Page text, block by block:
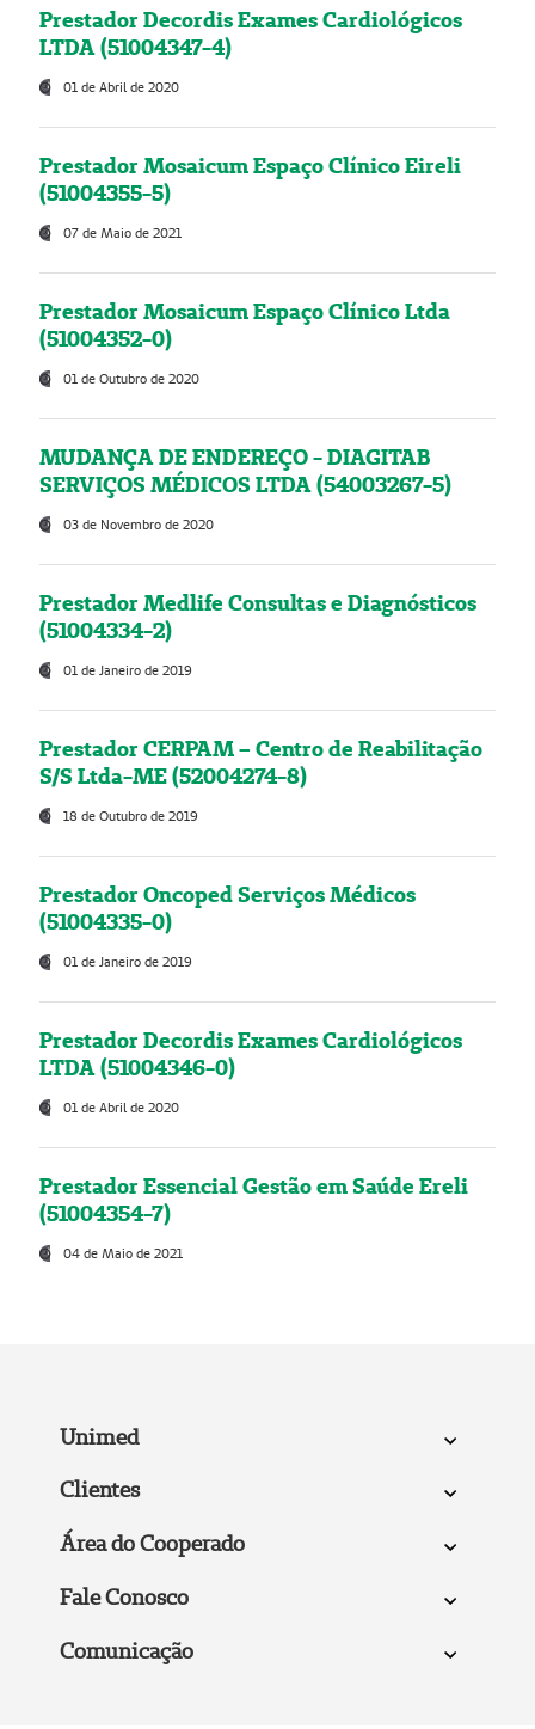
Prestador Decordis Exames Cardiológicos
LTDA (51004347-4)
01 de Abril de 2020
Prestador Mosaicum Espaço Clínico Eireli
(51004355-5)
07 de Maio de 2021
Prestador Mosaicum Espaço Clínico Ltda
(51004352-0)
01 de Outubro de 2020
MUDANÇA DE ENDEREÇO - DIAGITAB
SERVIÇOS MÉDICOS LTDA (54003267-5)
03 de Novembro de 2020
Prestador Medlife Consultas e Diagnósticos
(51004334-2)
01 de Janeiro de 2019
Prestador CERPAM – Centro de Reabilitação
S/S Ltda-ME (52004274-8)
18 de Outubro de 2019
Prestador Oncoped Serviços Médicos
(51004335-0)
01 de Janeiro de 2019
Prestador Decordis Exames Cardiológicos
LTDA (51004346-0)
01 de Abril de 2020
Prestador Essencial Gestão em Saúde Ereli
(51004354-7)
04 de Maio de 2021
Unimed
Clientes
Área do Cooperado
Fale Conosco
Comunicação